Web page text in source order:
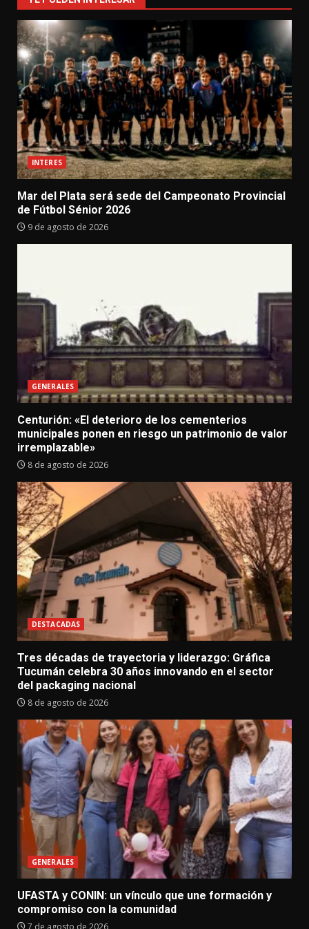
INTERES
Mar del Plata será sede del Campeonato Provincial
de Fútbol Sénior 2026
9 de agosto de 2026
GENERALES
Centurión: «El deterioro de los cementerios
municipales ponen en riesgo un patrimonio de valor
irremplazable»
8 de agosto de 2026
DESTACADAS
Tres décadas de trayectoria y liderazgo: Gráfica
Tucumán celebra 30 años innovando en el sector
del packaging nacional
8 de agosto de 2026
GENERALES
UFASTA y CONIN: un vínculo que une formación y
compromiso con la comunidad